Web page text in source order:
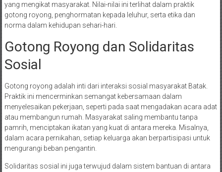
yang mengikat masyarakat. Nilai-nilai ini terlihat dalam praktik
gotong royong, penghormatan kepada leluhur, serta etika dan
norma dalam kehidupan sehari-hari.
Gotong Royong dan Solidaritas
Sosial
Gotong royong adalah inti dari interaksi sosial masyarakat Batak.
Praktik ini mencerminkan semangat kebersamaan dalam
menyelesaikan pekerjaan, seperti pada saat mengadakan acara adat
atau membangun rumah. Masyarakat saling membantu tanpa
pamrih, menciptakan ikatan yang kuat di antara mereka. Misalnya,
dalam acara pernikahan, setiap keluarga akan berpartisipasi untuk
mengurangi beban pengantin.
Solidaritas sosial ini juga terwujud dalam sistem bantuan di antara